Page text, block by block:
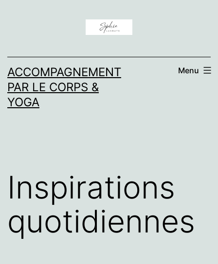
ACCOMPAGNEMENT
PAR LE CORPS &
YOGA
Menu
Inspirations
quotidiennes